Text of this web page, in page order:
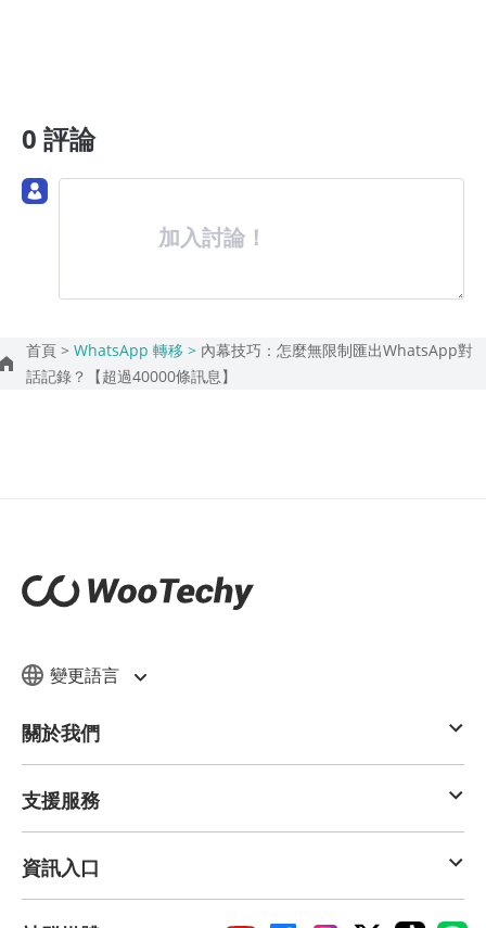
0 評論
加入討論！
首頁 > WhatsApp 轉移 > 內幕技巧：怎麼無限制匯出WhatsApp對
話記錄？【超過40000條訊息】
變更語言
關於我們
支援服務
資訊入口